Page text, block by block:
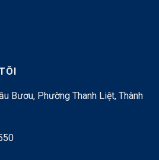
Bươu, Phường Thanh Liệt, Thành